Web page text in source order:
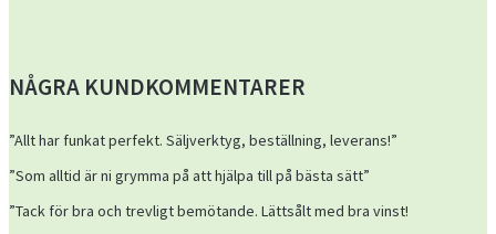
NÅGRA KUNDKOMMENTARER
”Allt har funkat perfekt. Säljverktyg, beställning, leverans!”
”Som alltid är ni grymma på att hjälpa till på bästa sätt”
”Tack för bra och trevligt bemötande. Lättsålt med bra vinst!